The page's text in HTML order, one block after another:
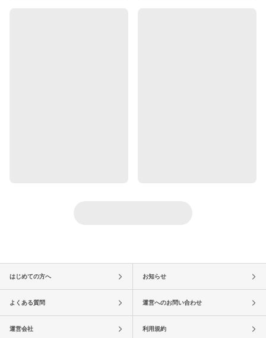
はじめての方へ お知らせ
よくある質問 運営へのお問い合わせ
運営会社 利用規約